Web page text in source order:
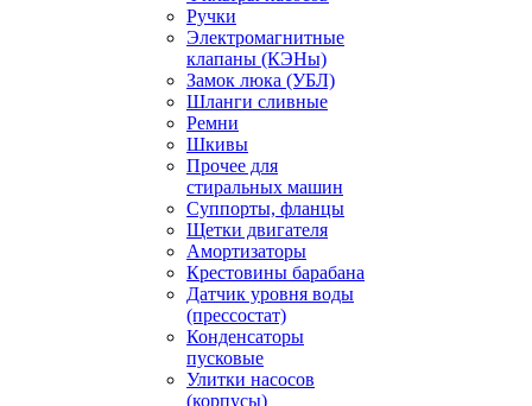
Ручки
Электромагнитные
клапаны (КЭНы)
Замок люка (УБЛ)
Шланги сливные
Ремни
Шкивы
Прочее для
стиральных машин
Суппорты, фланцы
Щетки двигателя
Амортизаторы
Крестовины барабана
Датчик уровня воды
(прессостат)
Конденсаторы
пусковые
Улитки насосов
(корпусы)